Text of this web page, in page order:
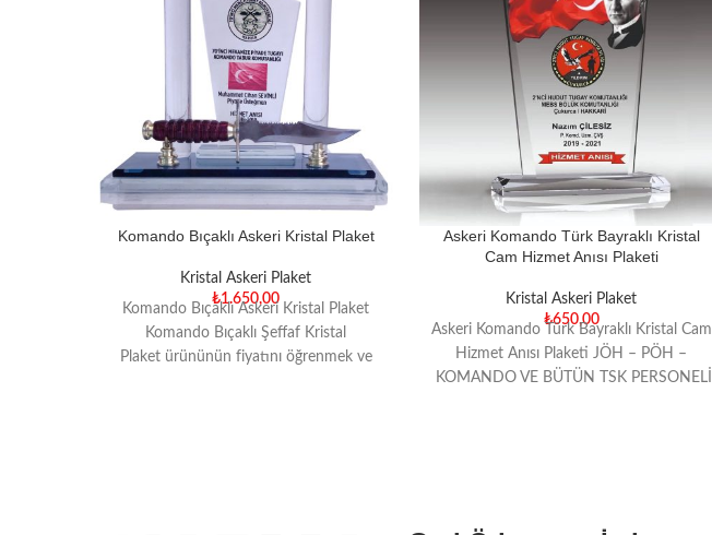
Komando Bıçaklı Askeri Kristal Plaket
Kristal Askeri Plaket
₺1.650,00
Komando Bıçaklı Askeri Kristal Plaket
Komando Bıçaklı Şeffaf Kristal
Plaket ürününün fiyatını öğrenmek ve
Askeri Komando Türk Bayraklı Kristal
Cam Hizmet Anısı Plaketi
Kristal Askeri Plaket
₺650,00
Askeri Komando Türk Bayraklı Kristal Cam
Hizmet Anısı Plaketi JÖH – PÖH –
KOMANDO VE BÜTÜN TSK PERSONELİ